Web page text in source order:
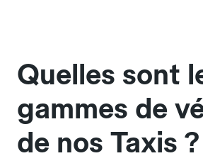
Quelles sont
gammes de
de nos Taxis ?